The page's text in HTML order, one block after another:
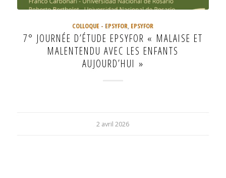
COLLOQUE - EPSYFOR, EPSYFOR
7° JOURNÉE D’ÉTUDE EPSYFOR « MALAISE ET
MALENTENDU AVEC LES ENFANTS
AUJOURD’HUI »
2 avril 2026